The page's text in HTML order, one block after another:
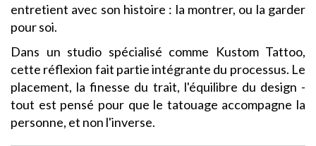
entretient avec son histoire : la montrer, ou la garder
pour soi.
Dans un studio spécialisé comme Kustom Tattoo,
cette réflexion fait partie intégrante du processus. Le
placement, la finesse du trait, l'équilibre du design -
tout est pensé pour que le tatouage accompagne la
personne, et non l'inverse.